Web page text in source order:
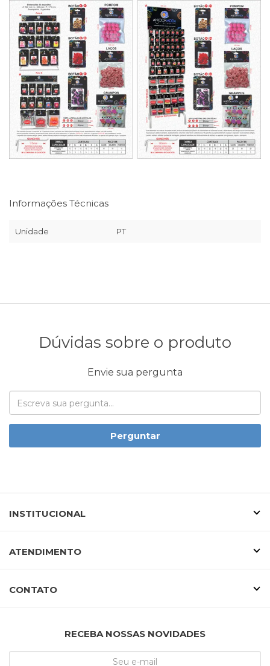
Informações Técnicas
Unidade PT
Dúvidas sobre o produto
Envie sua pergunta
Perguntar
INSTITUCIONAL
ATENDIMENTO
CONTATO
RECEBA NOSSAS NOVIDADES